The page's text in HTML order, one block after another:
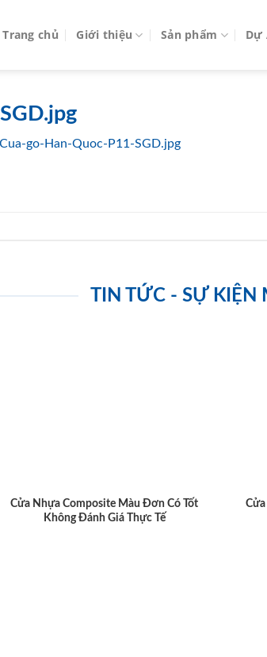
Trang chủ Giới thiệu Sản phẩm Dự
Cua-go-Han-Quoc-P11-SGD.jpg
TIN TỨC - SỰ
Cửa Nhựa Composite Màu Đơn Có Tốt
Không Đánh Giá Thực Tế